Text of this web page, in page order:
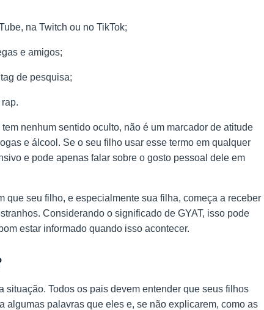
na Twitch ou no TikTok;
e amigos;
de pesquisa;
nenhum sentido oculto, não é um marcador de atitude
e álcool. Se o seu filho usar esse termo em qualquer
e pode apenas falar sobre o gosto pessoal dele em
que seu filho, e especialmente sua filha, começa a receber
Considerando o significado de GYAT, isso pode
estar informado quando isso acontecer.
Todos os pais devem entender que seus filhos
algumas palavras que eles e, se não explicarem, como as